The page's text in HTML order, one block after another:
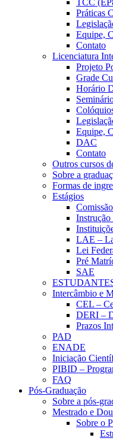
TCC
Práticas
Equipe,
Contato
Licenciatura
Projeto
Grade
Horário
Equipe,
DAC
Contato
Outros cursos
Sobre a
Formas de
Estágios
LAE –
Lei
Pré
SAE
Intercâmbio e
CEL –
DERI –
Prazos
PAD
ENADE
Iniciação
PIBID –
FAQ
Pós-Graduação
Sobre a pós-
Mestrado e
Sobre o